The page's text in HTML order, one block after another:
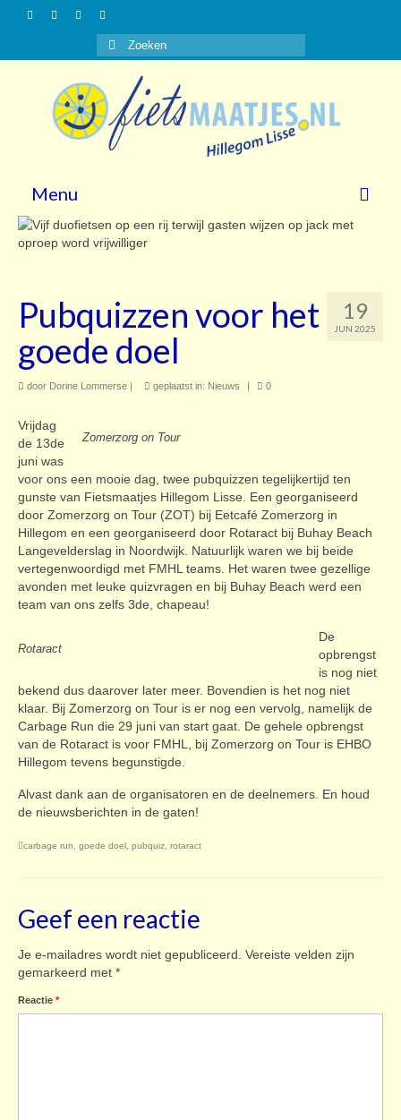
Zoeken
naar:
Menu
Nieuws
Vrijwilligers
Over ons
Steun ons!
Contact
19
JUN 2025
Pubquizzen voor het
goede doel
door Dorine Lommerse geplaatst in: Nieuws 0
Zomerzorg on Tour
Vrijdag
de 13de
juni was
voor ons een mooie dag, twee pubquizzen tegelijkertijd ten
gunste van Fietsmaatjes Hillegom Lisse. Een georganiseerd
door Zomerzorg on Tour (ZOT) bij Eetcafé Zomerzorg in
Hillegom en een georganiseerd door Rotaract bij Buhay Beach
Langevelderslag in Noordwijk. Natuurlijk waren we bij beide
vertegenwoordigd met FMHL teams. Het waren twee gezellige
avonden met leuke quizvragen en bij Buhay Beach werd een
team van ons zelfs 3de, chapeau!
Rotaract
De
opbrengst
is nog niet
bekend dus daarover later meer. Bovendien is het nog niet
klaar. Bij Zomerzorg on Tour is er nog een vervolg, namelijk de
Carbage Run die 29 juni van start gaat. De gehele opbrengst
van de Rotaract is voor FMHL, bij Zomerzorg on Tour is EHBO
Hillegom tevens begunstigde.
Alvast dank aan de organisatoren en de deelnemers. En houd
de nieuwsberichten in de gaten!
carbage run, goede doel, pubquiz, rotaract
Geef een reactie
Je e-mailadres wordt niet gepubliceerd. Vereiste velden zijn
gemarkeerd met *
Reactie *